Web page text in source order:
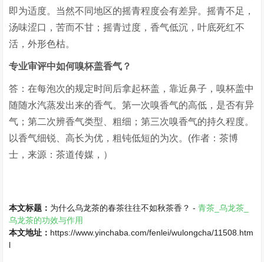
即为适度。当然不同地区的摇青程度会有差异。摇青不足，
汤味涩口，苦而不甘；摇青过度，香气低沉，叶底死红不
活，外形色枯。
专业审评中如何嗅杯盖香气？
答：在每泡次的规定时间后拿起杯盖，靠近鼻子，嗅杯盖中
随随水汽蒸发出来的香气。第一次嗅香气的高低，是否有异
气；第二次辨香气类型、粗细；第三次嗅香气的持久程度。
以香气细锐、高长为优，粗钝低短的为次。(作者：茶博
士，来源：茶道传媒，）
本文标题： 为什么乌龙茶的春茶往往不如秋茶香？ -青茶_乌龙茶_
乌龙茶的功效与作用
本文地址： https://www.yinchaba.com/fenlei/wulongcha/11508.htm
l